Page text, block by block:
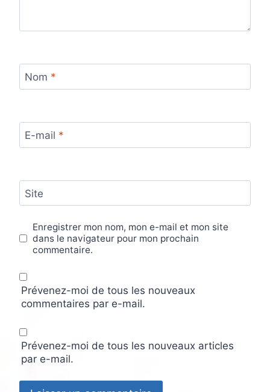
Nom *
E-mail *
Site
Enregistrer mon nom, mon e-mail et mon site
dans le navigateur pour mon prochain
commentaire.
Prévenez-moi de tous les nouveaux
commentaires par e-mail.
Prévenez-moi de tous les nouveaux articles
par e-mail.